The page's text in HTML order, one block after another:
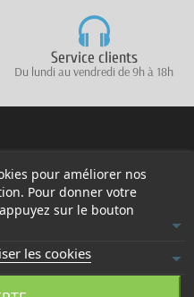
Service clients
Du lundi au vendredi de 9h à 18h
pour améliorer nos
Pour donner votre
sur le bouton
les cookies